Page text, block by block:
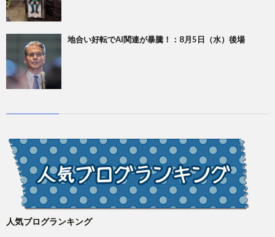
地合い好転でAI関連が暴騰！：8月5日（水）後場
人気ブログランキング